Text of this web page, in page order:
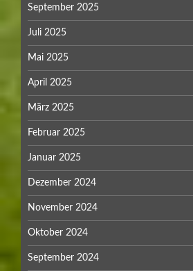
September 2025
Juli 2025
Mai 2025
April 2025
März 2025
Februar 2025
Januar 2025
Dezember 2024
November 2024
Oktober 2024
September 2024